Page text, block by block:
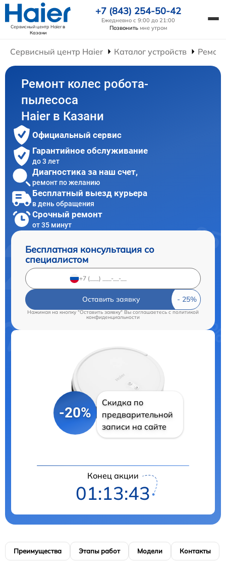
Сервисный центр Haierв
Казани
+7 (843) 254-50-42
Ежедневно с 9:00 до 21:00
Позвонить мне утром
Сервисный центр Haier Каталог устройств
Ремонт колес робота-
пылесоса
Haier в Казани
Официальный сервис
Гарантийное обслуживание
до 3 лет
Диагностика за наш счет,
ремонт по желанию
Бесплатный выезд курьера
в день обращения
Срочный ремонт
от 35 минут
Бесплатная консультация со
специалистом
Оставить заявку
Нажимая на кнопку "Оставить заявку" Вы соглашаетесь cполитикой
конфиденциальности
-20%
Скидка по
предварительной
записи на сайте
Конец акции
01:13:41
Преимущества Этапы работ Модели Контакты